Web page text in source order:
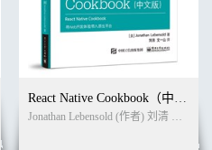
React Native Cookbook（中文版）
Jonathan Lebensold (作者) 刘清 文一山 (译者)